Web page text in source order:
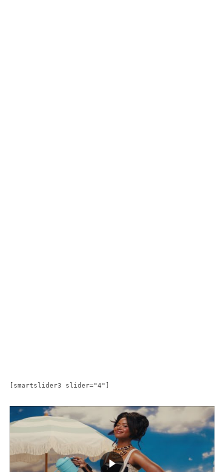
[smartslider3 slider="4"]